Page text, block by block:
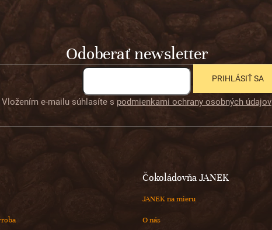
Odoberať newsletter
Vložením e-mailu súhlasíte s podmienkami ochrany osobných údajov
PRIHLÁSIŤ SA
Čokoládovňa JANEK
JANEK na mieru
O nás